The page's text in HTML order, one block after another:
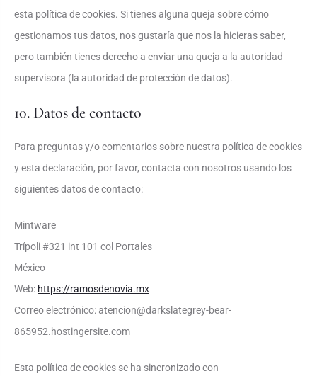
esta política de cookies. Si tienes alguna queja sobre cómo
gestionamos tus datos, nos gustaría que nos la hicieras saber,
pero también tienes derecho a enviar una queja a la autoridad
supervisora (la autoridad de protección de datos).
10. Datos de contacto
Para preguntas y/o comentarios sobre nuestra política de cookies
y esta declaración, por favor, contacta con nosotros usando los
siguientes datos de contacto:
Mintware
Trípoli #321 int 101 col Portales
México
Web: https://ramosdenovia.mx
Correo electrónico:atencion@darkslategrey-bear-
865952.hostingersite.com
Esta política de cookies se ha sincronizado con